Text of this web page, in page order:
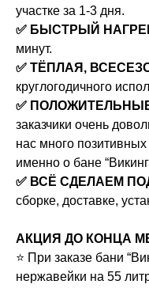
участке за 1-3 дня.
✅ БЫСТРЫЙ
минут.
✅ ТЁПЛАЯ,
круглогодичного
✅
заказчики очень
нас много
именно о бане
✅ ВСЁ СДЕЛАЕМ
сборке, доставке,
АКЦИЯ ДО КОНЦА
⭐ При заказе бани
нержавейки на 55